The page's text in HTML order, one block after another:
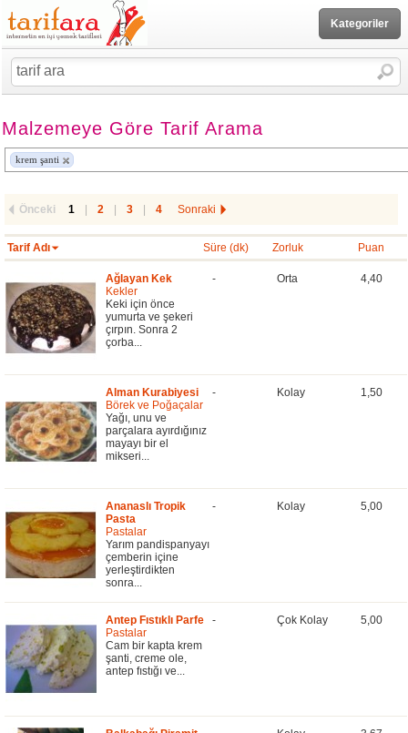
Kategoriler
Malzemeye Göre Tarif Arama
krem şanti
Önceki 1 2 3 4 Sonraki
Tarif Adı Süre (dk) Zorluk Puan
Ağlayan Kek
Kekler
Keki için önce
yumurta ve şekeri
çırpın. Sonra 2
çorba...
- Orta 4,40
Alman Kurabiyesi
Börek ve Poğaçalar
Yağı, unu ve
parçalara ayırdığınız
mayayı bir el
mikseri...
- Kolay 1,50
Ananaslı Tropik
Pasta
Pastalar
Yarım pandispanyayı
çemberin içine
yerleştirdikten
sonra...
- Kolay 5,00
Antep Fıstıklı Parfe
Pastalar
Cam bir kapta krem
şanti, creme ole,
antep fıstığı ve...
- Çok Kolay 5,00